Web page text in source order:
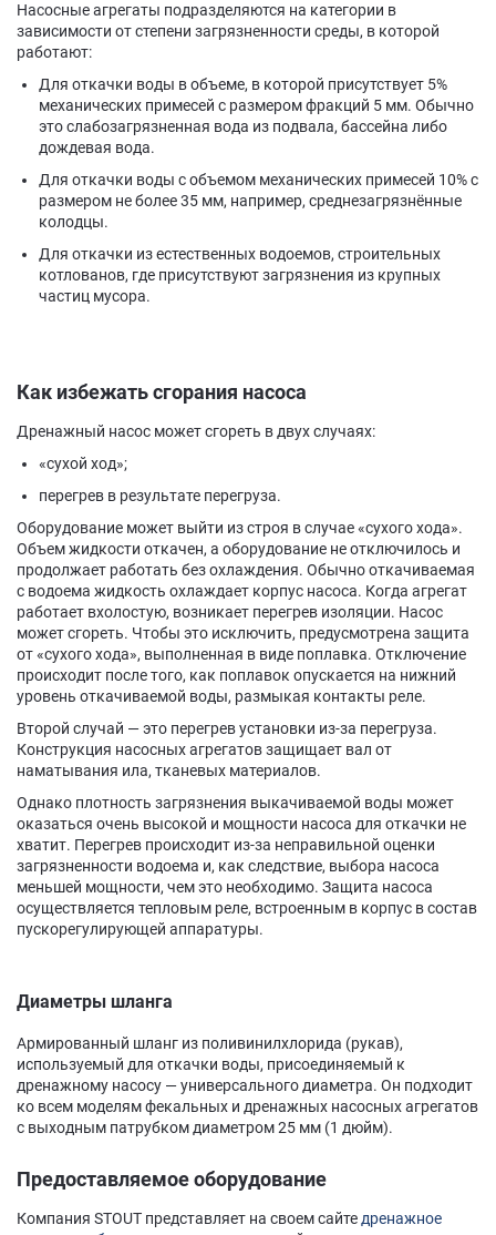
Насосные агрегаты подразделяются на категории в
зависимости от степени загрязненности среды, в которой
работают:
Для откачки воды в объеме, в которой присутствует 5%
механических примесей с размером фракций 5 мм. Обычно
это слабозагрязненная вода из подвала, бассейна либо
дождевая вода.
Для откачки воды с объемом механических примесей 10% с
размером не более 35 мм, например, среднезагрязнённые
колодцы.
Для откачки из естественных водоемов, строительных
котлованов, где присутствуют загрязнения из крупных
частиц мусора.
Как избежать сгорания насоса
Дренажный насос может сгореть в двух случаях:
«сухой ход»;
перегрев в результате перегруза.
Оборудование может выйти из строя в случае «сухого хода».
Объем жидкости откачен, а оборудование не отключилось и
продолжает работать без охлаждения. Обычно откачиваемая
с водоема жидкость охлаждает корпус насоса. Когда агрегат
работает вхолостую, возникает перегрев изоляции. Насос
может сгореть. Чтобы это исключить, предусмотрена защита
от «сухого хода», выполненная в виде поплавка. Отключение
происходит после того, как поплавок опускается на нижний
уровень откачиваемой воды, размыкая контакты реле.
Второй случай — это перегрев установки из-за перегруза.
Конструкция насосных агрегатов защищает вал от
наматывания ила, тканевых материалов.
Однако плотность загрязнения выкачиваемой воды может
оказаться очень высокой и мощности насоса для откачки не
хватит. Перегрев происходит из-за неправильной оценки
загрязненности водоема и, как следствие, выбора насоса
меньшей мощности, чем это необходимо. Защита насоса
осуществляется тепловым реле, встроенным в корпус в состав
пускорегулирующей аппаратуры.
Диаметры шланга
Армированный шланг из поливинилхлорида (рукав),
используемый для откачки воды, присоединяемый к
дренажному насосу — универсального диаметра. Он подходит
ко всем моделям фекальных и дренажных насосных агрегатов
с выходным патрубком диаметром 25 мм (1 дюйм).
Предоставляемое оборудование
Компания STOUT представляет на своем сайте дренажное